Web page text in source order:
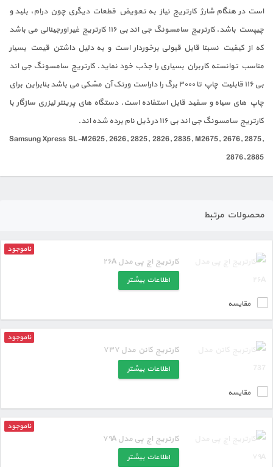
است در هنگام شارژ کارتریج نیاز به تعویض قطعات دیگری چون درام، بلید و
چیپست باشد. کارتریج سامسونگ جی اند بی ۱۱۶ کارتریج غیر اورجینالی می باشد
که از کیفیت نسبتا قابل قبولی برخوردار است و به دلیل داشتن قیمت بسیار
مناسب توانسته کاربران بسیاری را جذب خود نماید. کارتریج سامسونگ جی اند
بی ۱۱۶ قابلیت چاپ تا ۳۰۰۰ برگ را داراست ورنک آن مشکی می باشد بنابراین برای
چاپ های سیاه و سفید قابل استفاده است. دستگاه های پرینتر لیزری سازگار با
کارتریج سامسونگ جی اند بی ۱۱۶ در ذیل نام برده شده اند.
Samsung Xpress SL-M2625, 2626, 2825, 2826, 2835, M2675, 2676, 2875,
2876, 2885
محصولات مرتبط
کارتریج اچ پی مدل ۲۶A
ناموجود
اطلاعات بیشتر
مقایسه
کارتریج کانن مدل ۷۳۷
ناموجود
اطلاعات بیشتر
مقایسه
کارتریج اچ پی مدل ۷۹A
ناموجود
اطلاعات بیشتر